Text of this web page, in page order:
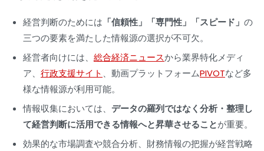
経営判断のためには 「信頼性」「専門性」「スピード」 の
三つの要素を満たした情報源の選択が不可欠。
経営者向けには、 総合経済ニュースから業界特化メディ
ア、 行政支援サイト 、動画プラットフォームPIVOTなど多
様な情報源が利用可能。
情報収集においては、 データの羅列ではなく分析・整理し
て経営判断に活用できる情報へと昇華させることが重要。
効果的な市場調査や競合分析、財務情報の把握が経営戦略